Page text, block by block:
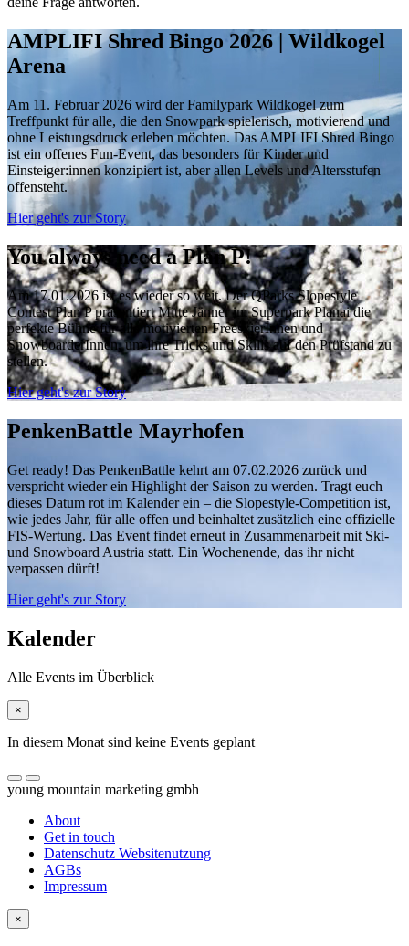
AMPLIFI Shred Bingo 2026 | Wildkogel
Arena
Am 11. Februar 2026 wird der Familypark Wildkogel zum
Treffpunkt für alle, die den Snowpark spielerisch, motivierend und
ohne Leistungsdruck erleben möchten. Das AMPLIFI Shred Bingo
ist ein offenes Fun-Event, das besonders für Kinder und
Einsteiger:innen konzipiert ist, aber allen Levels und Altersstufen
offensteht.
Hier geht's zur Story
You always need a Plan P!
Am 17.01.2026 ist es wieder so weit. Der QParks Slopestyle
Contest Plan P präsentiert Mitte Jänner im Superpark Planai die
perfekte Bühne für alle motivierten FreeskierInnen und
SnowboarderInnen, um ihre Tricks und Skills auf den Prüfstand zu
stellen.
Hier geht's zur Story
PenkenBattle Mayrhofen
Get ready! Das PenkenBattle kehrt am 07.02.2026 zurück und
verspricht wieder ein Highlight der Saison zu werden. Tragt euch
dieses Datum rot im Kalender ein – die Slopestyle-Competition ist,
wie jedes Jahr, für alle offen und beinhaltet zusätzlich eine offizielle
FIS-Wertung. Das Event findet erneut in Zusammenarbeit mit Ski-
und Snowboard Austria statt. Ein Wochenende, das ihr nicht
verpassen dürft!
Hier geht's zur Story
Kalender
Alle Events im Überblick
×
In diesem Monat sind keine Events geplant
young mountain marketing gmbh
About
Get in touch
Datenschutz Websitenutzung
AGBs
Impressum
×